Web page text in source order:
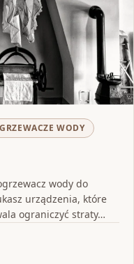
WODY
wody do
urządzenia, które
ograniczyć straty…